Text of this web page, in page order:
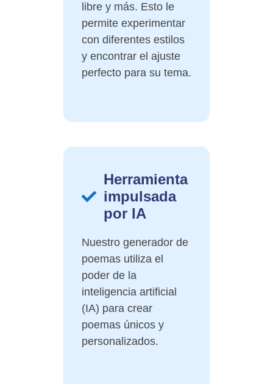
libre y más. Esto le
permite experimentar
con diferentes estilos
y encontrar el ajuste
perfecto para su tema.
Herramienta
impulsada
por IA
Nuestro generador de
poemas utiliza el
poder de la
inteligencia artificial
(IA) para crear
poemas únicos y
personalizados.